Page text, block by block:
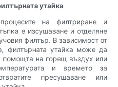
утайка
на филтриране и
е изсушаване и отделяне
филтър. В зависимост от
филтърната утайка може да
на горещ въздух или
и времето за
пресушаване или